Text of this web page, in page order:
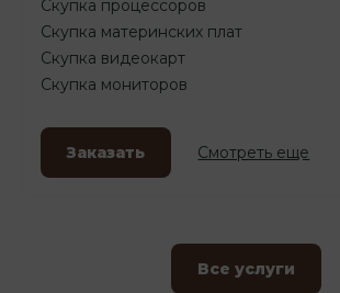
Скупка процессоров
Скупка материнских плат
Скупка видеокарт
Скупка мониторов
Заказать Смотреть еще
Все услуги